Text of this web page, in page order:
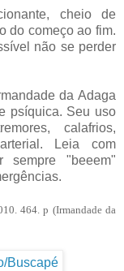
cheio de
do começo ao fim.
não se perder
da Adaga
psíquica. Seu uso
calafrios,
Leia com
sempre "beeem"
464. p (Irmandade da